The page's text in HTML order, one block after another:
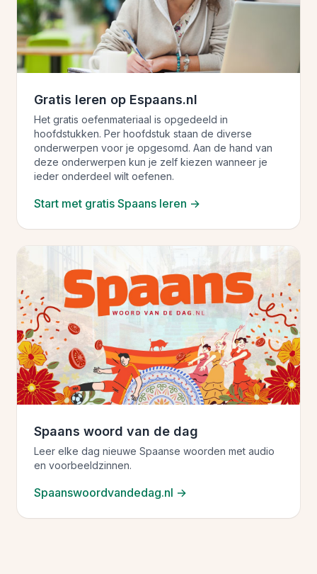
Gratis leren op Espaans.nl
Het gratis oefenmateriaal is opgedeeld in
hoofdstukken. Per hoofdstuk staan de diverse
onderwerpen voor je opgesomd. Aan de hand van
deze onderwerpen kun je zelf kiezen wanneer je
ieder onderdeel wilt oefenen.
Start met gratis Spaans leren →
Spaans woord van de dag
Leer elke dag nieuwe Spaanse woorden met audio
en voorbeeldzinnen.
Spaanswoordvandedag.nl →